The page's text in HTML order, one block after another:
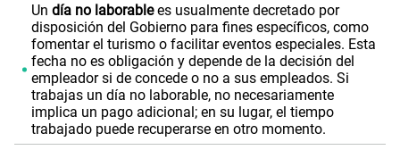
Un día no laborablees usualmente decretado por
disposición del Gobierno para fines específicos, como
fomentar el turismo o facilitar eventos especiales. Esta
fecha no es obligación y depende de la decisión del
empleador si de concede o no a sus empleados. Si
trabajas un día no laborable, no necesariamente
implica un pago adicional; en su lugar, el tiempo
trabajado puede recuperarse en otro momento.